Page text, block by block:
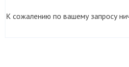
К сожалению по вашему запросу